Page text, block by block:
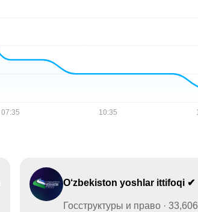
O‘zbekiston yoshlar ittifoqi ✔
Госструктуры и право · 33,606